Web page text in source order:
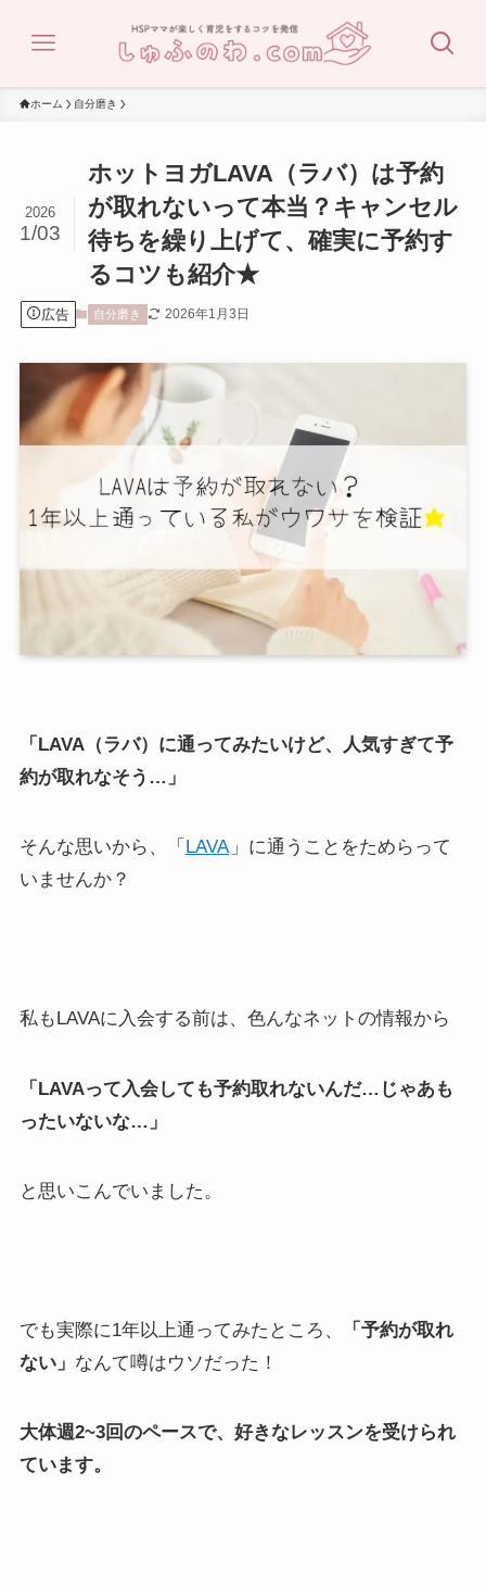
ホーム 自分磨き
ホットヨガLAVA（ラバ）は予約
が取れないって本当？キャンセル
待ちを繰り上げて、確実に予約す
るコツも紹介★
2026
1/03
広告 自分磨き 2026年1月3日
「LAVA（ラバ）に通ってみたいけど、人気すぎて予
約が取れなそう…」
そんな思いから、「 LAVA」に通うことをためらって
いませんか？
私もLAVAに入会する前は、色んなネットの情報から
「LAVAって入会しても予約取れないんだ…じゃあも
ったいないな…」
と思いこんでいました。
でも実際に1年以上通ってみたところ、
「予約が取れ
ない」 なんて噂はウソだった！
大体週2~3回のペースで、好きなレッスンを受けられ
ています。